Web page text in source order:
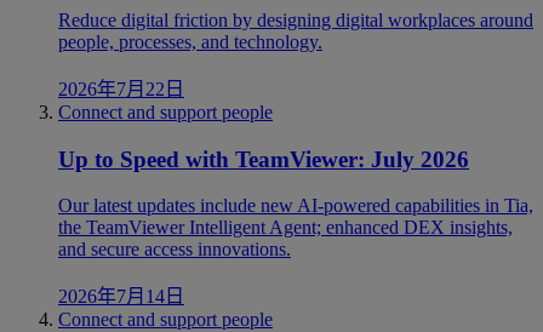
Reduce digital friction by designing digital workplaces around
people, processes, and technology.
2026年7月22日
Connect and support people
Up to Speed with TeamViewer: July 2026
Our latest updates include new AI-powered capabilities in Tia,
the TeamViewer Intelligent Agent; enhanced DEX insights,
and secure access innovations.
2026年7月14日
Connect and support people